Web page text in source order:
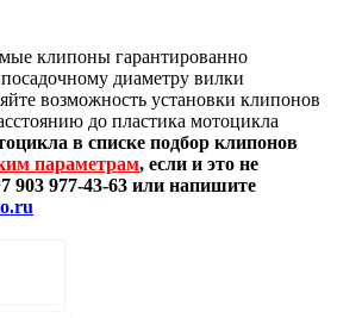
клипоны гарантированно
диаметру вилки
возможность установки клипонов
до пластика мотоцикла
в списке подбор клипонов
параметрам, если и это не
903 977-43-63 или напишите